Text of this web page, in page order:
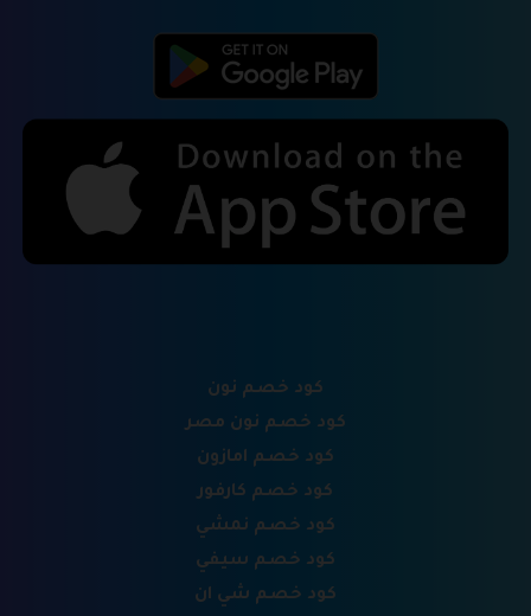
كود خصم نون
كود خصم نون مصر
كود خصم امازون
كود خصم كارفور
كود خصم نمشي
كود خصم سيفي
كود خصم شي ان